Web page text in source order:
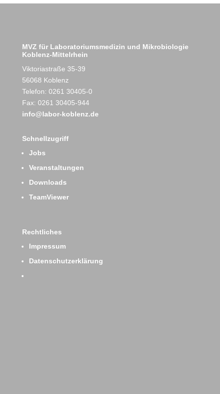
MVZ für Laboratoriumsmedizin und Mikrobiologie
Koblenz-Mittelrhein
Viktoriastraße 35-39
56068 Koblenz
Telefon: 0261 30405-0
Fax: 0261 30405-944
info@labor-koblenz.de
Schnellzugriff
Jobs
Veranstaltungen
Downloads
TeamViewer
Rechtliches
Impressum
Datenschutzerklärung